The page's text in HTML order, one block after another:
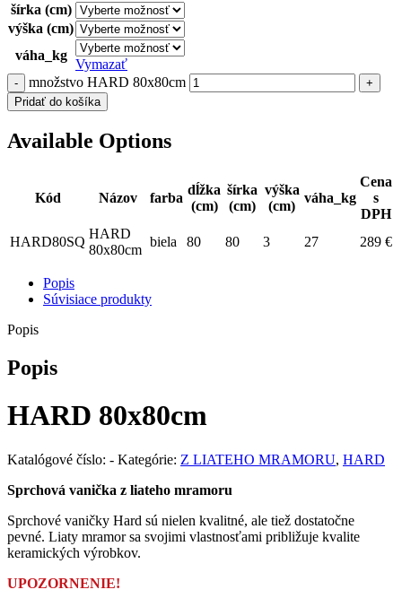
šírka (cm)
výška (cm)
váha_kg
Vymazať
množstvo HARD 80x80cm
Pridať do košíka
Available Options
Kód Názov farba
dĺžka
(cm)
šírka
(cm)
výška
(cm)
váha_kg
Cena
s
DPH
HARD80SQ
HARD
80x80cm
biela 80 80 3 27 289 €
Popis
Súvisiace produkty
Popis
Popis
HARD 80x80cm
Katalógové číslo: - Kategórie: Z LIATEHO MRAMORU, HARD
Sprchová vanička z liateho mramoru
Sprchové vaničky Hard sú nielen kvalitné, ale tiež dostatočne
pevné. Liaty mramor sa svojimi vlastnosťami približuje kvalite
keramických výrobkov.
UPOZORNENIE!